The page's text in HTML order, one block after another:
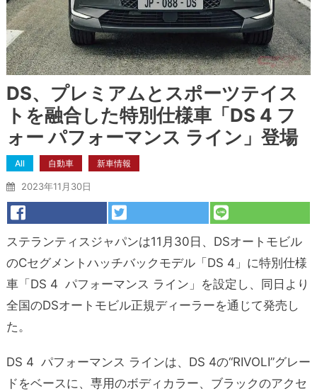
DS、プレミアムとスポーツテイス
トを融合した特別仕様車「DS 4 フ
ォー パフォーマンス ライン」登場
All 自動車 新車情報
2023年11月30日
ステランティスジャパンは11月30日、DSオートモビル
のCセグメントハッチバックモデル「DS 4」に特別仕様
車「DS 4 パフォーマンス ライン」を設定し、同日より
全国のDSオートモビル正規ディーラーを通じて発売し
た。
DS 4 パフォーマンス ラインは、DS 4の“RIVOLI”グレー
ドをベースに、専用のボディカラー、ブラックのアクセ